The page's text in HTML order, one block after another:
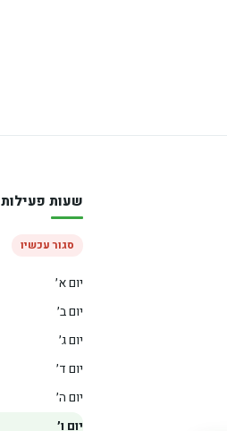
שעות פעילות
סגור עכשיו
יום א׳
יום ב׳
יום ג׳
יום ד׳
יום ה׳
יום ו׳